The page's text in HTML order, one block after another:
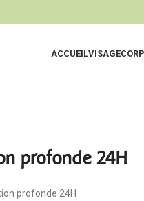
ACCUEILVISAGE
profonde 24H
profonde 24H